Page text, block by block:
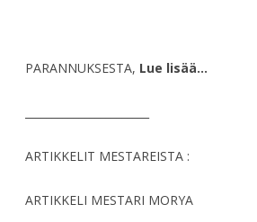
PARANNUKSESTA, Lue lisää…
ARTIKKELIT MESTAREISTA :
ARTIKKELI MESTARI MORYA